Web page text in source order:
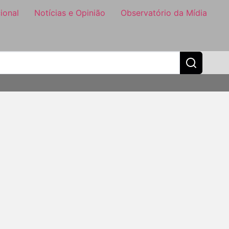
Notícias e Opinião Observatório da Mídia